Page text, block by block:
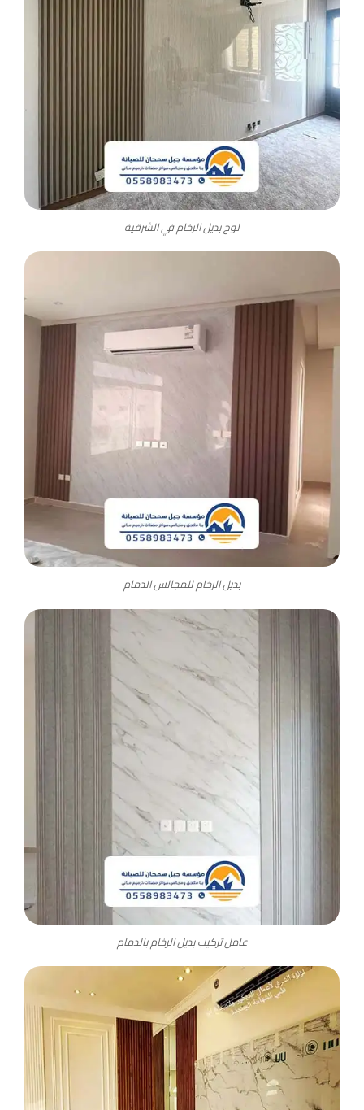
لوح بديل الرخام في الشرقية
بديل الرخام للمجالس الدمام
عامل تركيب بديل الرخام بالدمام